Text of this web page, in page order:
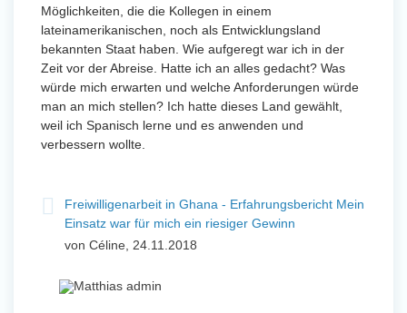
Möglichkeiten, die die Kollegen in einem
lateinamerikanischen, noch als Entwicklungsland
bekannten Staat haben. Wie aufgeregt war ich in der
Zeit vor der Abreise. Hatte ich an alles gedacht? Was
würde mich erwarten und welche Anforderungen würde
man an mich stellen? Ich hatte dieses Land gewählt,
weil ich Spanisch lerne und es anwenden und
verbessern wollte.
Freiwilligenarbeit in Ghana - Erfahrungsbericht Mein
Einsatz war für mich ein riesiger Gewinn
von Céline, 24.11.2018